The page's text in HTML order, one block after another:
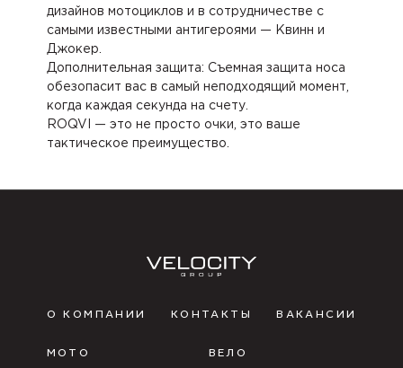
дизайнов мотоциклов и в сотрудничестве с
самыми известными антигероями — Квинн и
Джокер.
Дополнительная защита: Съемная защита носа
обезопасит вас в самый неподходящий момент,
когда каждая секунда на счету.
ROQVI — это не просто очки, это ваше
тактическое преимущество.
О КОМПАНИИ КОНТАКТЫ ВАКАНСИИ
МОТО ВЕЛО